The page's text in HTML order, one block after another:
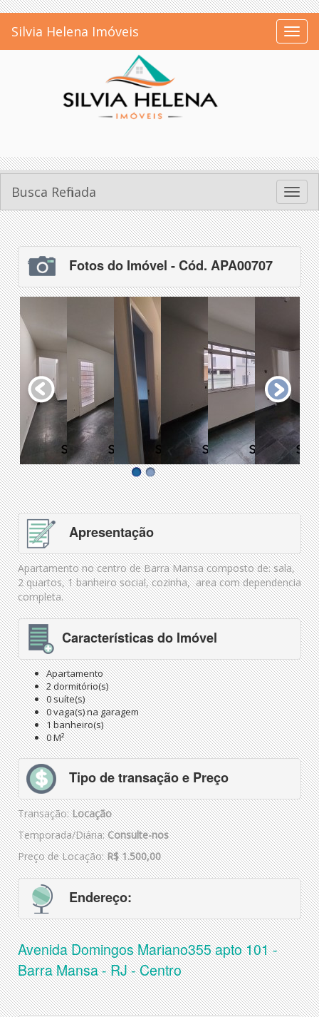
Toggle
Silvia Helena Imóveis
Toggle
Busca Refinada
Fotos do Imóvel - Cód. APA00707
Apresentação
Apartamento no centro de Barra Mansa composto de: sala,
2 quartos, 1 banheiro social, cozinha, area com dependencia
completa.
Características do Imóvel
Apartamento
2 dormitório(s)
0 suíte(s)
0 vaga(s) na garagem
1 banheiro(s)
0 M²
Tipo de transação e Preço
Transação:Locação
Temporada/Diária:Consulte-nos
Preço de Locação:R$ 1.500,00
Endereço:
Avenida Domingos Mariano355 apto 101 -
Barra Mansa - RJ - Centro